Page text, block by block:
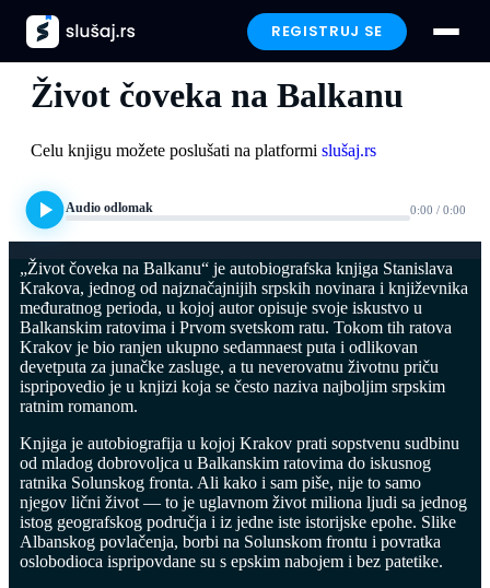
Скочите
REGISTRUJ SE
Prijavi se
Paketi
Preporučeno
Funkcionalnosti
Iskustva
Poklon
FAQ
Spisak knjiga
Stanislav Krakov
Život čoveka na Balkanu
Celu knjigu možete poslušati na platformi slušaj.rs
Audio odlomak 0:00 / 0:00
„Život čoveka na Balkanu“ je autobiografska knjiga Stanislava
Krakova, jednog od najznačajnijih srpskih novinara i književnika
međuratnog perioda, u kojoj autor opisuje svoje iskustvo u
Balkanskim ratovima i Prvom svetskom ratu. Tokom tih ratova
Krakov je bio ranjen ukupno sedamnaest puta i odlikovan
devetputa za junačke zasluge, a tu neverovatnu životnu priču
ispripovedio je u knjizi koja se često naziva najboljim srpskim
ratnim romanom.
Knjiga je autobiografija u kojoj Krakov prati sopstvenu sudbinu
od mladog dobrovoljca u Balkanskim ratovima do iskusnog
ratnika Solunskog fronta. Ali kako i sam piše, nije to samo
njegov lični život — to je uglavnom život miliona ljudi sa jednog
istog geografskog područja i iz jedne iste istorijske epohe. Slike
Albanskog povlačenja, borbi na Solunskom frontu i povratka
oslobodioca ispripovdane su s epskim nabojem i bez patetike.